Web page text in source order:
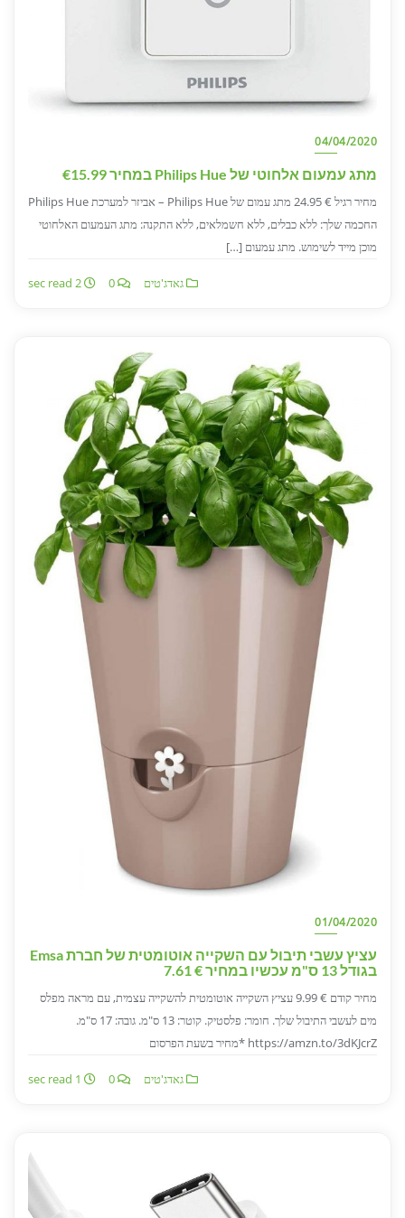
04/04/2020
מתג עמעום אלחוטי של Philips Hue במחיר €15.99
מחיר רגיל € 24.95 מתג עמום של Philips Hue – אביזר למערכת Philips Hue
החכמה שלך: ללא כבלים, ללא חשמלאים, ללא התקנה: מתג העמעום האלחוטי
מוכן מייד לשימוש. מתג עמעום […]
גאדג'טים
01/04/2020
עציץ עשבי תיבול עם השקייה אוטומטית של חברת Emsa
בגודל 13 ס"מ עכשיו במחיר € 7.61
מחיר קודם € 9.99 עציץ השקייה אוטומטית להשקייה עצמית, עם מראה מפלס
מים לעשבי התיבול שלך. חומר: פלסטיק. קוטר: 13 ס"מ. גובה: 17 ס"מ.
https://amzn.to/3dKJcrZ *מחיר בשעת הפרסום
גאדג'טים